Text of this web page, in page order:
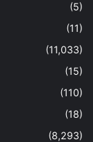
(5)
(11)
(11,033)
(15)
(110)
(18)
(8,293)